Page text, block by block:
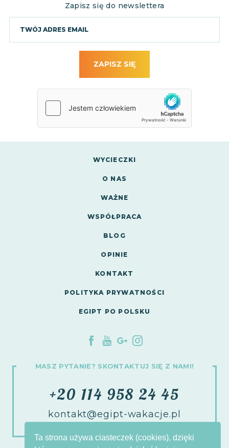
Ta strona używa ciasteczek (cookies), dzięki
Zapisz się do newslettera
ZAPISZ SIĘ
WYCIECZKI
O NAS
WAŻNE
WSPÓŁPRACA
BLOG
OPINIE
KONTAKT
POLITYKA PRYWATNOŚCI
EGIPT PO POLSKU
MASZ PYTANIE? SKONTAKTUJ SIĘ Z NAMI!
+20 114 958 24 45
kontakt@egipt-wakacje.pl